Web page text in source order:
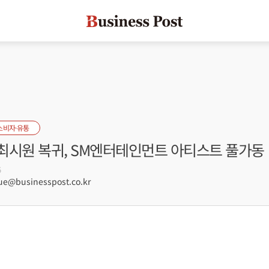
비자·유통
시원 복귀, SM엔터테인먼트 아티스트 풀가동